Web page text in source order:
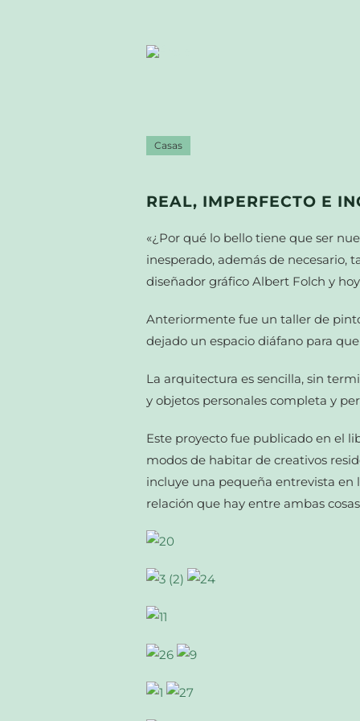
Casas
REAL, IMPERFECTO E
«¿Por qué lo bello tiene que ser
inesperado, además de necesario,
diseñador gráfico Albert Folch y
Anteriormente fue un taller de
dejado un espacio diáfano para
La arquitectura es sencilla, sin
y objetos personales completa y
Este proyecto fue publicado en el
modos de habitar de creativos
incluye una pequeña entrevista en
relación que hay entre ambas